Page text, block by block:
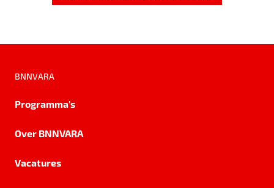
BNNVARA
Programma's
Over BNNVARA
Vacatures